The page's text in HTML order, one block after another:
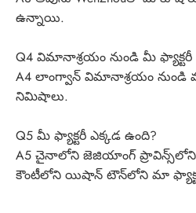
ఉన్నాయి.
Q4 విమానాశ్రయం నుండి మీ
A4 లాంగ్వాన్ విమానాశ్రయం నుండి
నిమిషాలు.
Q5 మీ ఫ్యాక్టరీ ఎక్కడ ఉంది?
A5 చైనాలోని జెజియాంగ్
కౌంటీలోని యిషాన్ టౌన్‌లోని మా